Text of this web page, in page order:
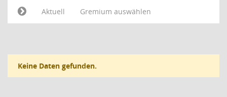
Aktuell
Gremium auswählen
Keine Daten gefunden.